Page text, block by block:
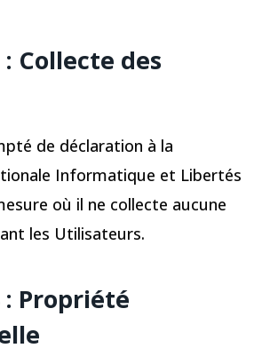
: Collecte des
de déclaration à la
Informatique et Libertés
où il ne collecte aucune
les Utilisateurs.
: Propriété